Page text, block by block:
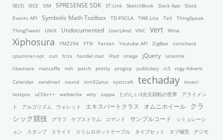
SE(3)
SICE SIM SPRESENSE SDK ST-Link SketchBook Slack App
Slack
Events API
Symbolic Math Toolbox TD-PSOLA TWE-Lite TeX
ThingSpeak
ThingTweet
UNIX Undocumented UserLAnd VNC Vert Wine
Xiphosura YMZ294 YTN Yenten Youtube API ZigBee
coincheck
cpuminer-opt
curl fcitx handel.mat iPad image jQuery
latexmk
libamaze
matcaffe nsh patch pretty progisp publickey rcS
rogy Advent
Calendar
sendmail sound stm32plus systcraft techaday
texeci
textpos
uClibc++ webwrite why zappa たのしい3次元回転の世界
アライメン
ト
アルゴリズム ウォレット エキスパートクラス オムニホイール クラ
シック競技
グラフ ケプストラム コマンド サンプルコード
シミュレーシ
ョン
スタンプ スライド スリムロボットケーブル タイプセット タブ補完
デジモ